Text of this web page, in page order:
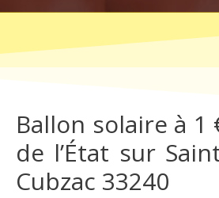
Ballon solaire à 1
de l’État sur
Cubzac 33240